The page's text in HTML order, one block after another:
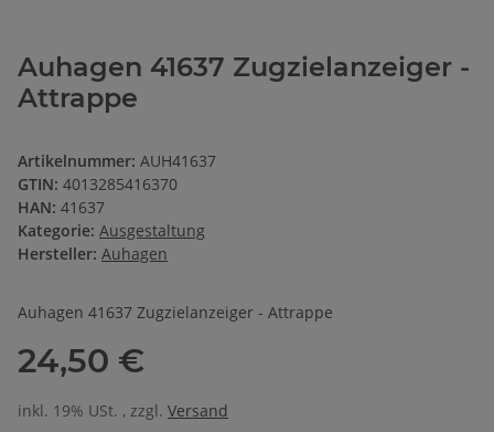
Auhagen 41637 Zugzielanzeiger -
Attrappe
Artikelnummer: AUH41637
GTIN: 4013285416370
HAN: 41637
Kategorie: Ausgestaltung
Hersteller: Auhagen
Auhagen 41637 Zugzielanzeiger - Attrappe
24,50 €
inkl. 19% USt. , zzgl. Versand